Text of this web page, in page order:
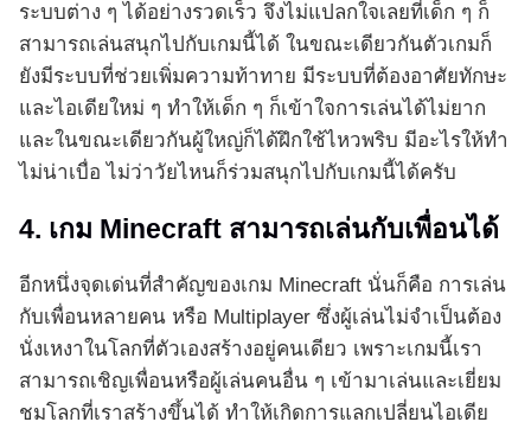
ระบบต่าง ๆ ได้อย่างรวดเร็ว จึงไม่แปลกใจเลยที่เด็ก ๆ ก็
สามารถเล่นสนุกไปกับเกมนี้ได้ ในขณะเดียวกันตัวเกมก็
ยังมีระบบที่ช่วยเพิ่มความท้าทาย มีระบบที่ต้องอาศัยทักษะ
และไอเดียใหม่ ๆ ทำให้เด็ก ๆ ก็เข้าใจการเล่นได้ไม่ยาก
และในขณะเดียวกันผู้ใหญ่ก็ได้ฝึกใช้ไหวพริบ มีอะไรให้ทำ
ไม่น่าเบื่อ ไม่ว่าวัยไหนก็ร่วมสนุกไปกับเกมนี้ได้ครับ
4. เกม Minecraft สามารถเล่นกับเพื่อนได้
อีกหนึ่งจุดเด่นที่สำคัญของเกม Minecraft นั่นก็คือ การเล่น
กับเพื่อนหลายคน หรือ Multiplayer ซึ่งผู้เล่นไม่จำเป็นต้อง
นั่งเหงาในโลกที่ตัวเองสร้างอยู่คนเดียว เพราะเกมนี้เรา
สามารถเชิญเพื่อนหรือผู้เล่นคนอื่น ๆ เข้ามาเล่นและเยี่ยม
ชมโลกที่เราสร้างขึ้นได้ ทำให้เกิดการแลกเปลี่ยนไอเดีย